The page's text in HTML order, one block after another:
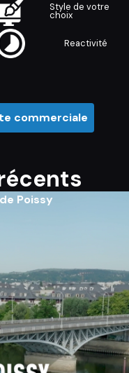
Style de votre
choix
Reactivité
commerciale
Poissy